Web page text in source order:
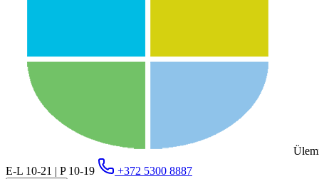
E-L 10-21 | P 10-19
+372 5300 8887